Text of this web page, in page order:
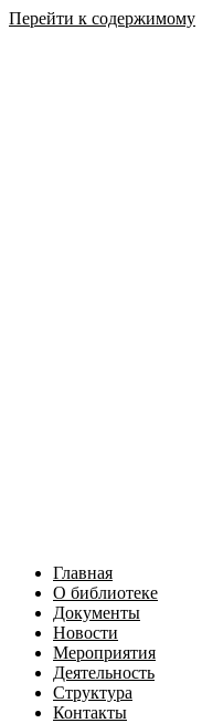
Перейти к содержимому
Главная
О библиотеке
Документы
Новости
Мероприятия
Деятельность
Структура
Контакты